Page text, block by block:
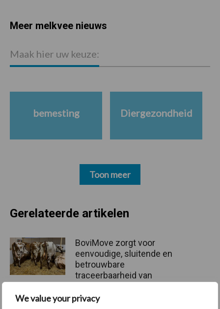
We value your privacy
Meer melkvee nieuws
Maak hier uw keuze:
bemesting Diergezondheid
Toon meer
Gerelateerde artikelen
BoviMove zorgt voor
eenvoudige, sluitende en
betrouwbare
traceerbaarheid van